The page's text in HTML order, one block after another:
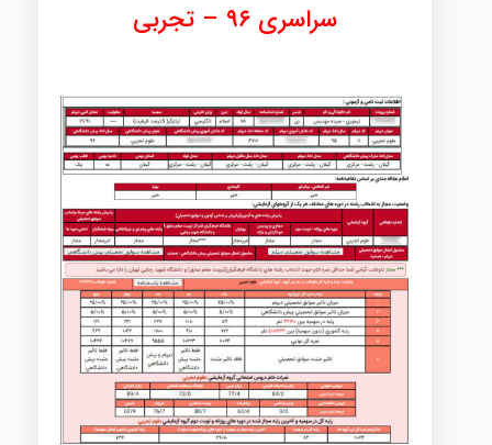
سراسری ۹۶ – تجربی